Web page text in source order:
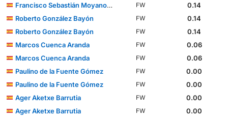
Francisco Sebastián Moyano Jiménez
FW
0.14
Roberto González Bayón
FW
0.14
Roberto González Bayón
FW
0.14
Marcos Cuenca Aranda
FW
0.06
Marcos Cuenca Aranda
FW
0.06
Paulino de la Fuente Gómez
FW
0.00
Paulino de la Fuente Gómez
FW
0.00
Ager Aketxe Barrutia
FW
0.00
Ager Aketxe Barrutia
FW
0.00